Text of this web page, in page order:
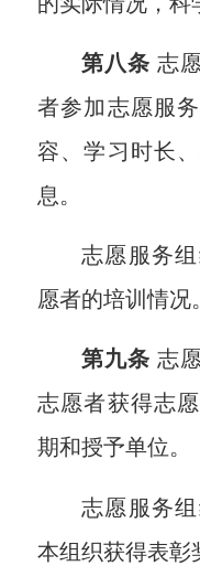
第八条 志
者参加志愿服
容、学习时长
息。
志愿服务
愿者的培训情况
第九条 志
志愿者获得志
期和授予单位。
志愿服务
本组织获得表彰